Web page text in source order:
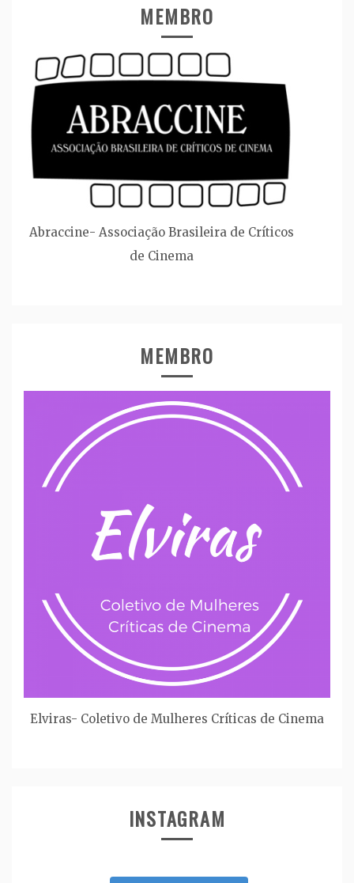
MEMBRO
Abraccine- Associação Brasileira de Críticos
de Cinema
MEMBRO
Elviras- Coletivo de Mulheres Críticas de Cinema
INSTAGRAM